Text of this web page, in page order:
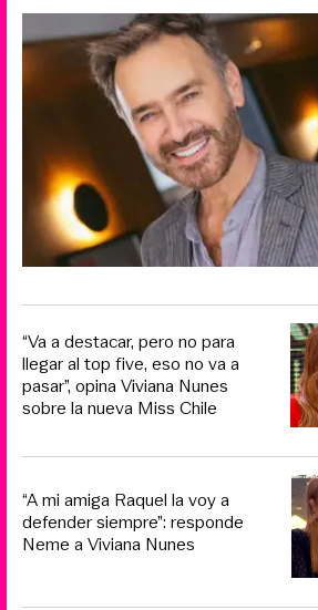
“Va a destacar, pero no para
llegar al top five, eso no va a
pasar”, opina Viviana Nunes
sobre la nueva Miss Chile
“A mi amiga Raquel la voy a
defender siempre”: responde
Neme a Viviana Nunes